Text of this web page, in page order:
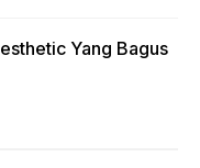
Yang Bagus